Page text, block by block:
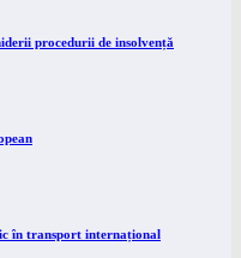
procedurii de insolvență
în transport internațional